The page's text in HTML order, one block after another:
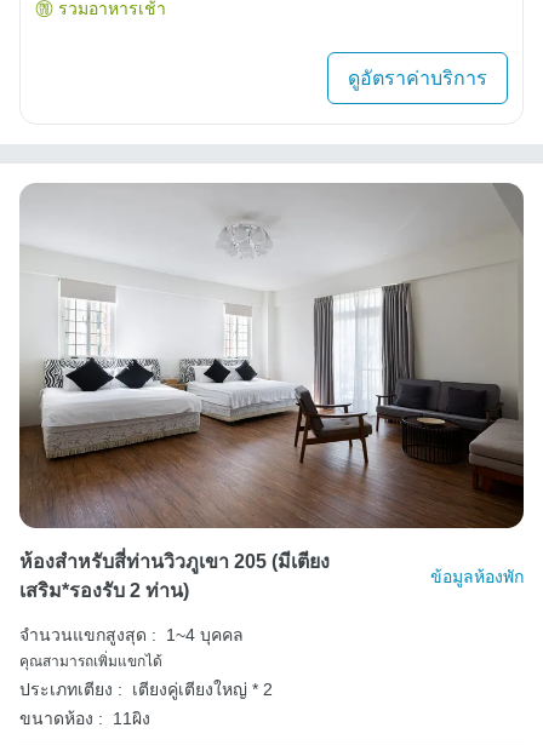
รวมอาหารเช้า
ดูอัตราค่าบริการ
ห้องสำหรับสี่ท่านวิวภูเขา 205 (มีเตียง
เสริม*รองรับ 2 ท่าน)
ข้อมูลห้องพัก
จำนวนแขกสูงสุด : 1~4 บุคคล
คุณสามารถเพิ่มแขกได้
ประเภทเตียง :
เตียงคู่เตียงใหญ่ * 2
ขนาดห้อง :
11ผิง